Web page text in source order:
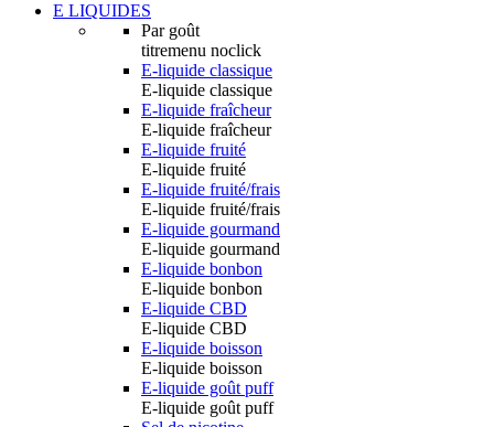
E LIQUIDES
Par goût
titremenu noclick
E-liquide classique
E-liquide classique
E-liquide fraîcheur
E-liquide fraîcheur
E-liquide fruité
E-liquide fruité
E-liquide fruité/frais
E-liquide fruité/frais
E-liquide gourmand
E-liquide gourmand
E-liquide bonbon
E-liquide bonbon
E-liquide CBD
E-liquide CBD
E-liquide boisson
E-liquide boisson
E-liquide goût puff
E-liquide goût puff